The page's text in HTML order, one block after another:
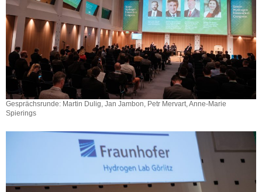
Gesprächsrunde: Martin Dulig, Jan Jambon, Petr Mervart, Anne-Marie
Spierings